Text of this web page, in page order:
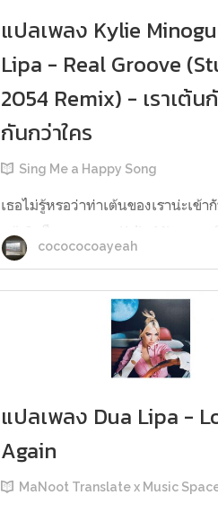
แปลเพลง Kylie
Lipa - Real Groove
2054 Remix) - เราเต้น
กันกว่าใคร
Sing Me a Happy Song
เธอไม่รู้หรอว่าท่าเต้นของเราน่ะเข้า
แล้ว? เป็นเพลงของ Kylie Minogue
มาฟีทด้วย พอมี Dua ก็มิกซ์เพลงมาโ
Future Nostalgia เลย Groove
or listen to popular or jazz music,
that with an insistent rhythm.
ไม่เป็นทางการ คือกาารเต้น...
cocococoayeah
แปลเพลง Dua Lipa -
Again
MaNoot Translate x Music